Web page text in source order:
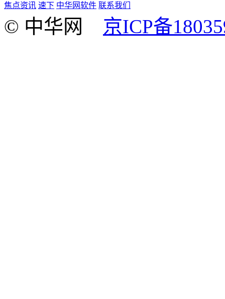
焦点资讯 速下 中华网软件 联系我们
© 中华网 京ICP备